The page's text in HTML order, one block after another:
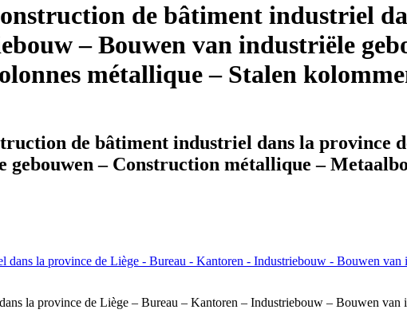
de bâtiment industriel
– Bouwen van industriële
métallique – Stalen
de bâtiment industriel dans la province
– Construction métallique –
la province de Liège – Bureau – Kantoren – Industriebouw – Bouwen